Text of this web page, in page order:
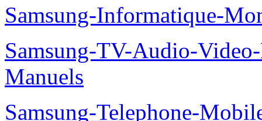
Samsung-Informatique-
Samsung-TV-Audio-
Manuels
Samsung-Telephone-